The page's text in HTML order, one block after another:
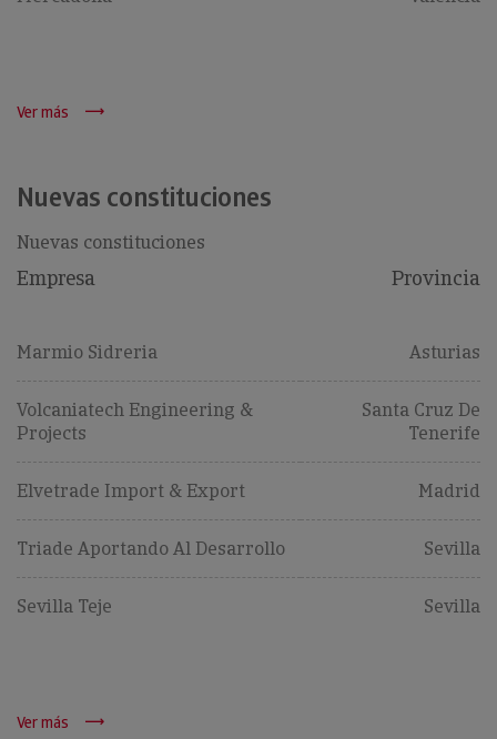
Ver más
Nuevas constituciones
Nuevas constituciones
Empresa Provincia
Marmio Sidreria Asturias
Volcaniatech Engineering &
Projects
Santa Cruz De
Tenerife
Elvetrade Import & Export Madrid
Triade Aportando Al Desarrollo Sevilla
Sevilla Teje Sevilla
Ver más